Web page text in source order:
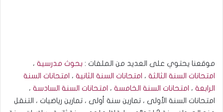
موقعنا يحتوي على العديد من الملفات : بحوث مدرسية ،
امتحانات السنة الثالثة ، امتحانات السنة الثانية ، امتحانات السنة
الرابعة ، امتحانات السنة الخامسة ، امتحانات السنة السادسة ،
امتحانات السنة الأولى ، تمارين سنة أولى ، تمارين رياضيات ، التنقل